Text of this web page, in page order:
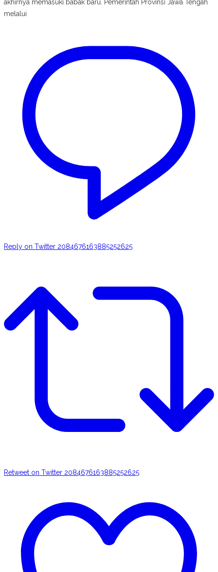
akhirnya memasuki babak baru. Pemerintah Provinsi Jawa Tengah
melalui
Reply on Twitter 2084676163885252625
Retweet on Twitter 2084676163885252625